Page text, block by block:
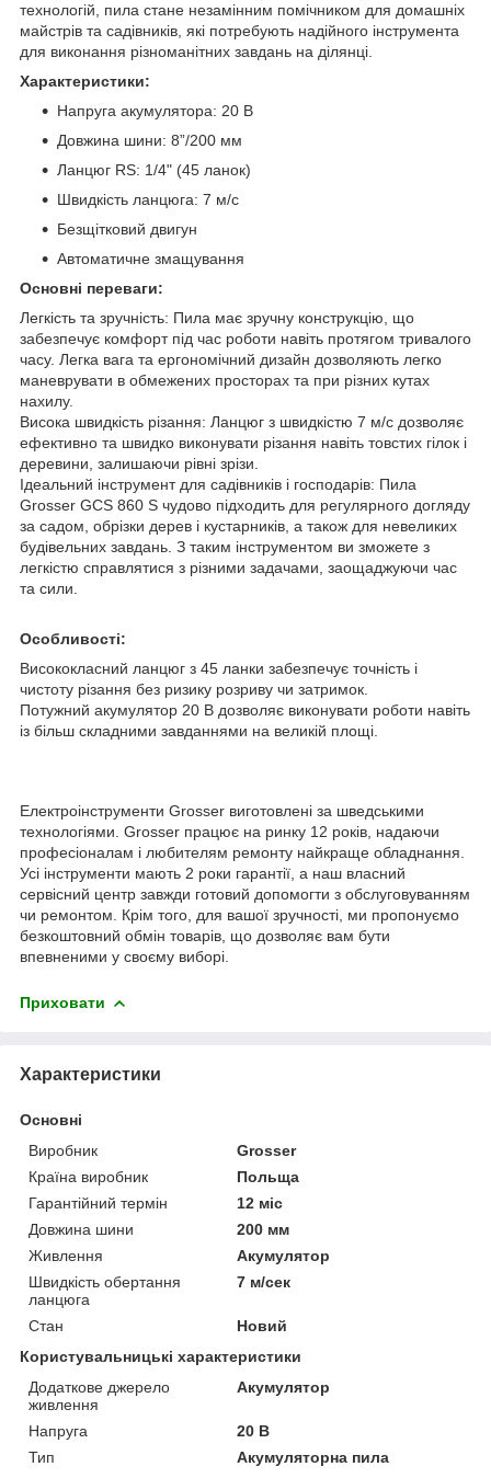
технологій, пила стане незамінним помічником для домашніх
майстрів та садівників, які потребують надійного інструмента
для виконання різноманітних завдань на ділянці.
Характеристики:
Напруга акумулятора: 20 В
Довжина шини: 8”/200 мм
Ланцюг RS: 1/4" (45 ланок)
Швидкість ланцюга: 7 м/с
Безщітковий двигун
Автоматичне змащування
Основні переваги:
Легкість та зручність: Пила має зручну конструкцію, що
забезпечує комфорт під час роботи навіть протягом тривалого
часу. Легка вага та ергономічний дизайн дозволяють легко
маневрувати в обмежених просторах та при різних кутах
нахилу.
Висока швидкість різання: Ланцюг з швидкістю 7 м/с дозволяє
ефективно та швидко виконувати різання навіть товстих гілок і
деревини, залишаючи рівні зрізи.
Ідеальний інструмент для садівників і господарів: Пила
Grosser GCS 860 S чудово підходить для регулярного догляду
за садом, обрізки дерев і кустарників, а також для невеликих
будівельних завдань. З таким інструментом ви зможете з
легкістю справлятися з різними задачами, заощаджуючи час
та сили.
Особливості:
Висококласний ланцюг з 45 ланки забезпечує точність і
чистоту різання без ризику розриву чи затримок.
Потужний акумулятор 20 В дозволяє виконувати роботи навіть
із більш складними завданнями на великій площі.
Електроінструменти Grosser виготовлені за шведськими
технологіями. Grosser працює на ринку 12 років, надаючи
професіоналам і любителям ремонту найкраще обладнання.
Усі інструменти мають 2 роки гарантії, а наш власний
сервісний центр завжди готовий допомогти з обслуговуванням
чи ремонтом. Крім того, для вашої зручності, ми пропонуємо
безкоштовний обмін товарів, що дозволяє вам бути
впевненими у своєму виборі.
Приховати
Характеристики
Основні
Виробник
Grosser
Країна виробник
Польща
Гарантійний термін
12 міс
Довжина шини
200 мм
Живлення
Акумулятор
Швидкість обертання
ланцюга
7 м/сек
Стан
Новий
Користувальницькі характеристики
Додаткове джерело
живлення
Акумулятор
Напруга
20 В
Тип
Акумуляторна пила